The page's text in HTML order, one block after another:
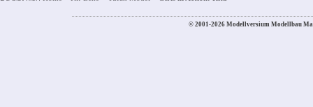
© 2001-2026 Modellversium Modellbau